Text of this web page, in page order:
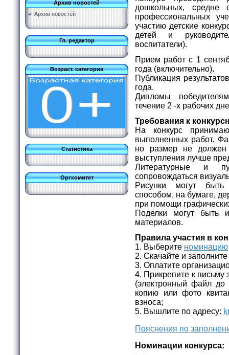
Архив новостей
Архив новостей
Гл. редактор
Возраст. категория
Статистика
Оргкомитет
дошкольных, средне
профессиональных
участию детские
детей и
воспитатели).
Прием работ с 1
года (включительно).
Публикация
года.
Дипломы
течение 2 -х рабочих
Требования к
На конкурс
выполненных работ.
но размер не
выступления лучше
Литературные и
сопровождаться
Рисунки могут
способом, на бумаге,
при помощи
Поделки могут быть
материалов.
Правила участия в
1. Выберите номинацию
2. Скачайте и заполните
3. Оплатите
4. Прикрепите к письму
(электронный файл до
копию или фото
взноса;
5. Вышлите по адресу:
Пояснения по
Номинации конкурса: